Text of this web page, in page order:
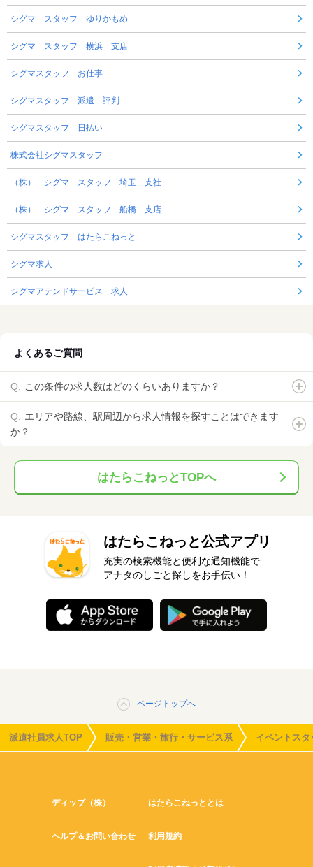
シグマ スタッフ ゆりかもめ
シグマ スタッフ 横浜 支店
シグマスタッフ お仕事
シグマスタッフ 派遣 評判
シグマスタッフ 日払い
株式会社シグマスタッフ
（株） シグマ スタッフ 埼玉 支社
（株） シグマ スタッフ 船橋 支店
シグマスタッフ はたらこねっと
シグマ求人
シグマアテンドサービス 求人
よくあるご質問
この条件の求人数はどのくらいありますか？
エリアや路線、駅周辺から求人情報を探すことはできます
か？
はたらこねっとTOPへ
はたらこねっと公式アプリ
充実の検索機能と便利な通知機能で
アナタのしごと探しをお手伝い！
ページトップへ
派遣社員求人TOP 販売・営業・旅行・サービス系 イベントスタ
ディップ（株） はたらこねっととは
ヘルプ＆お問い合わせ 利用規約